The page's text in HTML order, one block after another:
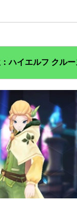
ハイエルフ クルー